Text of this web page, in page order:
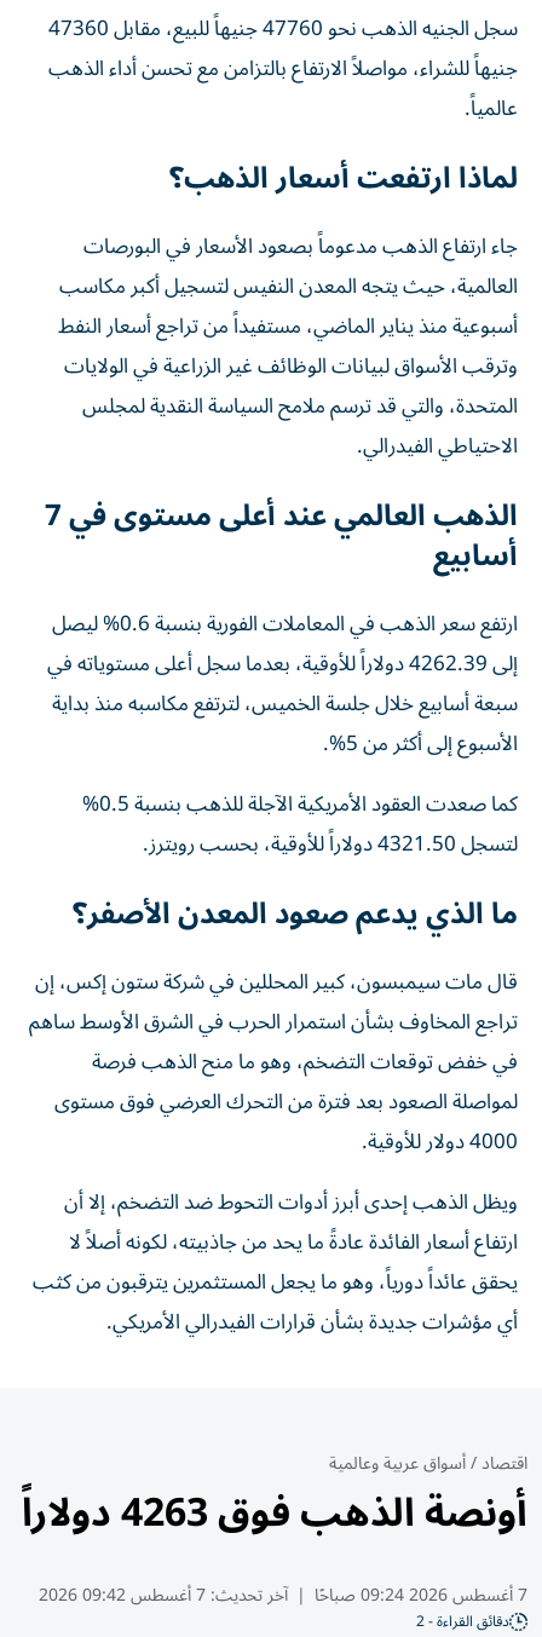
سجل الجنيه الذهب نحو 47760 جنيهاً للبيع، مقابل 47360
جنيهاً للشراء، مواصلاً الارتفاع بالتزامن مع تحسن أداء الذهب
عالمياً.
لماذا ارتفعت أسعار الذهب؟
جاء ارتفاع الذهب مدعوماً بصعود الأسعار في البورصات
العالمية، حيث يتجه المعدن النفيس لتسجيل أكبر مكاسب
أسبوعية منذ يناير الماضي، مستفيداً من تراجع أسعار النفط
وترقب الأسواق لبيانات الوظائف غير الزراعية في الولايات
المتحدة، والتي قد ترسم ملامح السياسة النقدية لمجلس
الاحتياطي الفيدرالي.
الذهب العالمي عند أعلى مستوى في 7
أسابيع
ارتفع سعر الذهب في المعاملات الفورية بنسبة 0.6% ليصل
إلى 4262.39 دولاراً للأوقية، بعدما سجل أعلى مستوياته في
سبعة أسابيع خلال جلسة الخميس، لترتفع مكاسبه منذ بداية
الأسبوع إلى أكثر من 5%.
كما صعدت العقود الأمريكية الآجلة للذهب بنسبة 0.5%
لتسجل 4321.50 دولاراً للأوقية، بحسب رويترز.
ما الذي يدعم صعود المعدن الأصفر؟
قال مات سيمبسون، كبير المحللين في شركة ستون إكس، إن
تراجع المخاوف بشأن استمرار الحرب في الشرق الأوسط ساهم
في خفض توقعات التضخم، وهو ما منح الذهب فرصة
لمواصلة الصعود بعد فترة من التحرك العرضي فوق مستوى
4000 دولار للأوقية.
ويظل الذهب إحدى أبرز أدوات التحوط ضد التضخم، إلا أن
ارتفاع أسعار الفائدة عادةً ما يحد من جاذبيته، لكونه أصلاً لا
يحقق عائداً دورياً، وهو ما يجعل المستثمرين يترقبون من كثب
أي مؤشرات جديدة بشأن قرارات الفيدرالي الأمريكي.
اقتصاد/أسواق عربية وعالمية
أونصة الذهب فوق 4263 دولاراً
7 أغسطس 2026 09:24 صباحًا | آخر تحديث:7 أغسطس 09:42 2026
دقائق القراءة - 2